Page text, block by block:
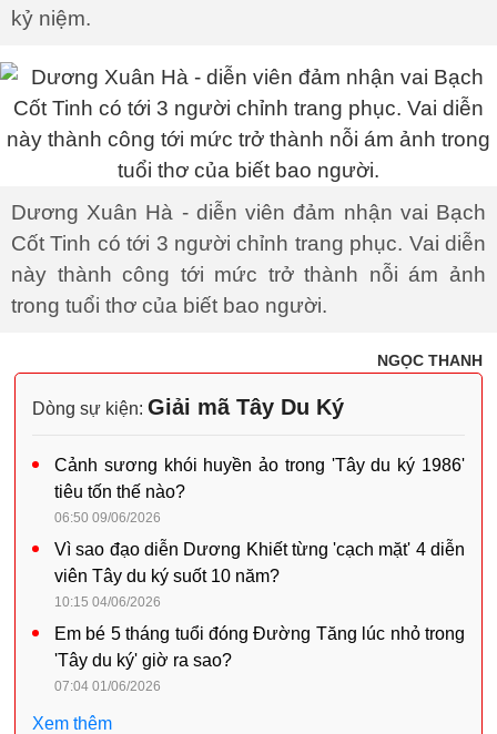
kỷ niệm.
Dương Xuân Hà - diễn viên đảm nhận vai Bạch
Cốt Tinh có tới 3 người chỉnh trang phục. Vai diễn
này thành công tới mức trở thành nỗi ám ảnh
trong tuổi thơ của biết bao người.
NGỌC THANH
Dòng sự kiện: Giải mã Tây Du Ký
Cảnh sương khói huyền ảo trong 'Tây du ký 1986'
tiêu tốn thế nào?
06:50 09/06/2026
Vì sao đạo diễn Dương Khiết từng 'cạch mặt' 4 diễn
viên Tây du ký suốt 10 năm?
10:15 04/06/2026
Em bé 5 tháng tuổi đóng Đường Tăng lúc nhỏ trong
'Tây du ký' giờ ra sao?
07:04 01/06/2026
Xem thêm